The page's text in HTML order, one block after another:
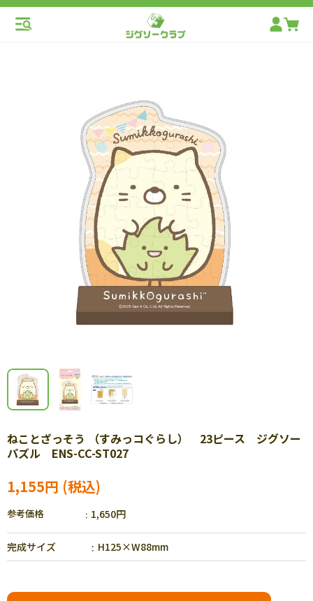
ねことざっそう （すみっコぐらし） 23ピース ジグソー
パズル ENS-CC-ST027
1,155円
参考価格 1,650円
完成サイズ H125×W88mm